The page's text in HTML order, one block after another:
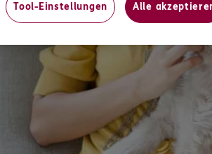
Tool-Einstellungen Alle